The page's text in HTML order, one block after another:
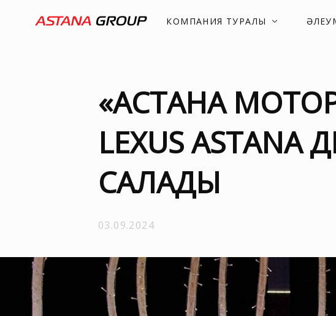
КОМПАНИЯ ТУРАЛЫ
«АСТАНА
LEXUS
САЛАДЫ
03.09.2024